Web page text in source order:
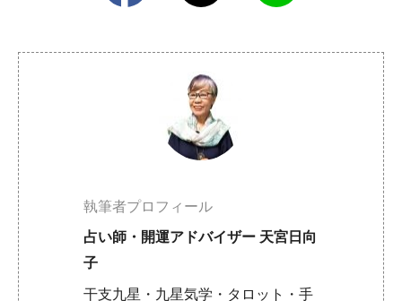
執筆者プロフィール
占い師・開運アドバイザー 天宮日向
子
干支九星・九星気学・タロット・手